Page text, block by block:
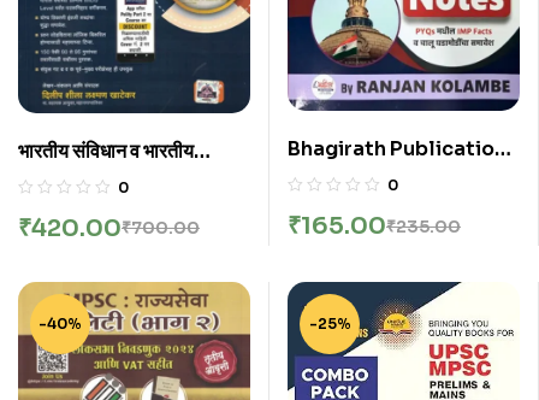
भारतीय संविधान व भारतीय
राजकारण आणि कायदे –
Bhartiy Rajkaran Ani
Dilip Khatekar
0
₹700.00
₹420.00
Bhagirath Publication
– Indian Polity Revision
Ghaatana Va
राज्यघटना व प्रशासन By
Ranjan Kolambe
0
₹235.00
₹165.00
-40% -25%